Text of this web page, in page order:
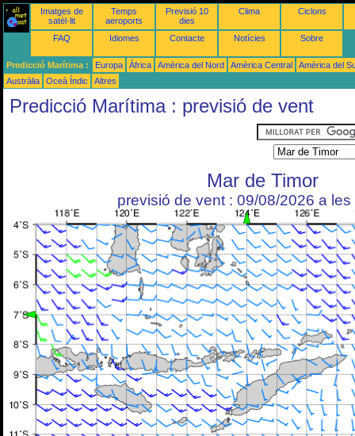
Imatges de
satèl·lit
Temps
aeroports
Previsió 10
dies
Clima Ciclons
FAQ Idiomes Contacte Notícies Sobre
Predicció Marítima : Europa Àfrica Amèrica del Nord Amèrica Central
Amèrica del
Austràlia
Oceà Índic Altres
Predicció Marítima : previsió de vent
Mar de Timor
previsió de vent : 09/08/2026 a les